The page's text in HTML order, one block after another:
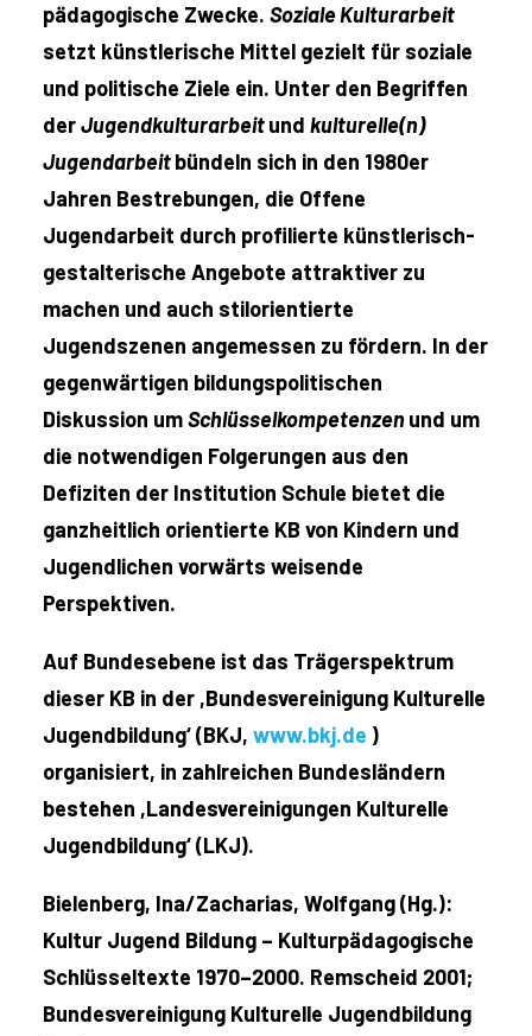
pädagogische Zwecke. Soziale Kulturarbeit
setzt künstlerische Mittel gezielt für soziale
und politische Ziele ein. Unter den Begriffen
derJugendkulturarbeitund kulturelle(n)
Jugendarbeitbündeln sich in den 1980er
Jahren Bestrebungen, die Offene
Jugendarbeit durch profilierte künstlerisch-
gestalterische Angebote attraktiver zu
machen und auch stilorientierte
Jugendszenen angemessen zu fördern. In der
gegenwärtigen bildungspolitischen
Diskussion umSchlüsselkompetenzen und um
die notwendigen Folgerungen aus den
Defiziten der Institution Schule bietet die
ganzheitlich orientierte KB von Kindern und
Jugendlichen vorwärts weisende
Perspektiven.
Auf Bundesebene ist das Trägerspektrum
dieser KB in der ,Bundesvereinigung Kulturelle
Jugendbildung‘ (BKJ, www.bkj.de )
organisiert, in zahlreichen Bundesländern
bestehen ,Landesvereinigungen Kulturelle
Jugendbildung‘ (LKJ).
Bielenberg, Ina/Zacharias, Wolfgang (Hg.):
Kultur Jugend Bildung – Kulturpädagogische
Schlüsseltexte 1970–2000. Remscheid 2001;
Bundesvereinigung Kulturelle Jugendbildung